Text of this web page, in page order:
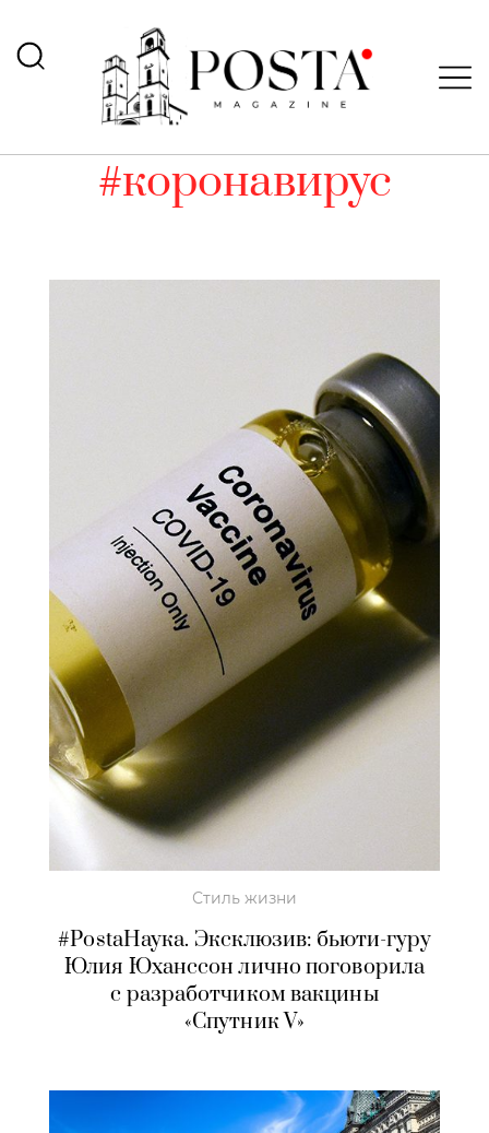
#коронавирус
Стиль жизни
#PostaНаука. Эксклюзив: бьюти-гуру
Юлия Юханссон лично поговорила
с разработчиком вакцины
«Спутник V»